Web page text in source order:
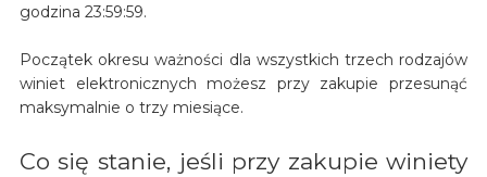
godzina 23:59:59.
Początek okresu ważności dla wszystkich trzech rodzajów
winiet elektronicznych możesz przy zakupie przesunąć
maksymalnie o trzy miesiące.
Co się stanie, jeśli przy zakupie winiety